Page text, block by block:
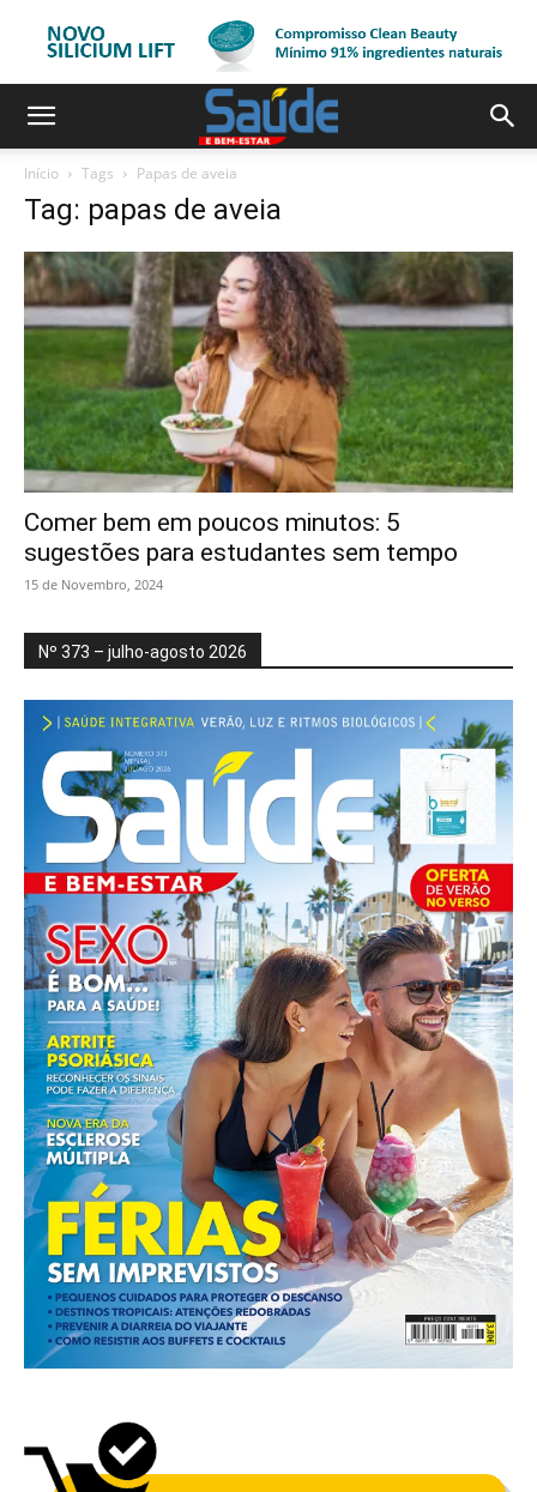
Início Tags Papas de aveia
Tag: papas de aveia
Comer bem em poucos minutos: 5
sugestões para estudantes sem tempo
15 de Novembro, 2024
Nº 373 – julho-agosto 2026